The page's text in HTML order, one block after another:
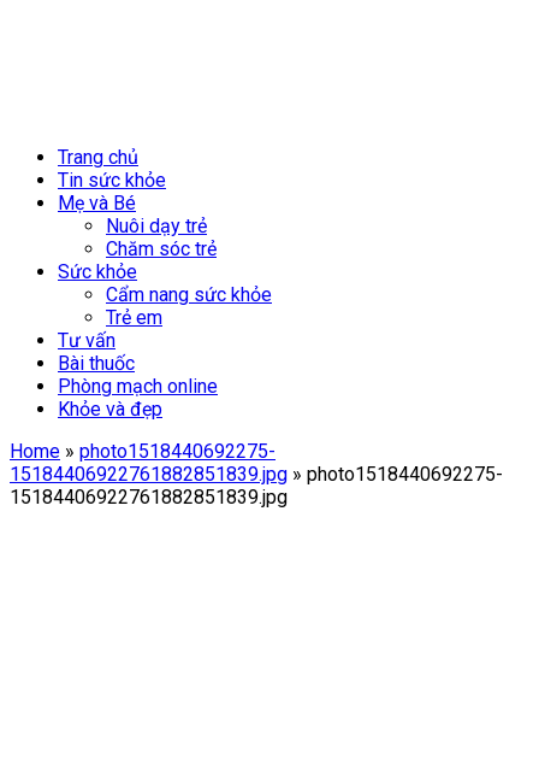
Trang chủ
Tin sức khỏe
Mẹ và Bé
Nuôi dạy trẻ
Chăm sóc trẻ
Sức khỏe
Cẩm nang sức khỏe
Trẻ em
Tư vấn
Bài thuốc
Phòng mạch online
Khỏe và đẹp
Home » photo1518440692275-
15184406922761882851839.jpg » photo1518440692275-
15184406922761882851839.jpg